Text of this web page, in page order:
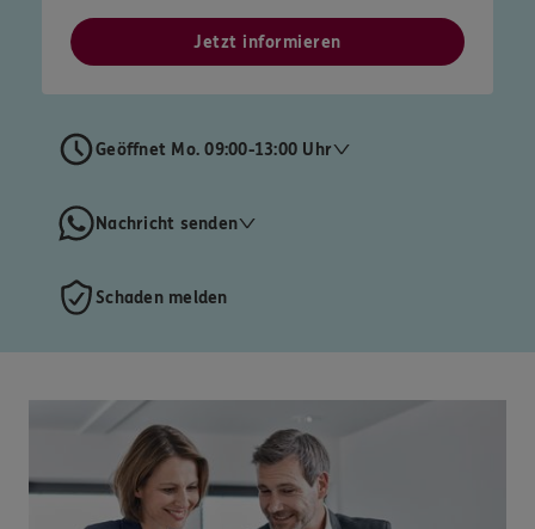
Jetzt informieren
Geöffnet Mo. 09:00-13:00 Uhr
Nachricht senden
Schaden melden